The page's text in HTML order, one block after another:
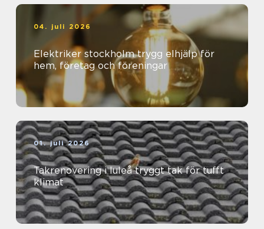
04. juli 2026
Elektriker stockholm trygg elhjälp för
hem, företag och föreningar
01. juli 2026
Takrenovering i luleå tryggt tak för tufft
klimat